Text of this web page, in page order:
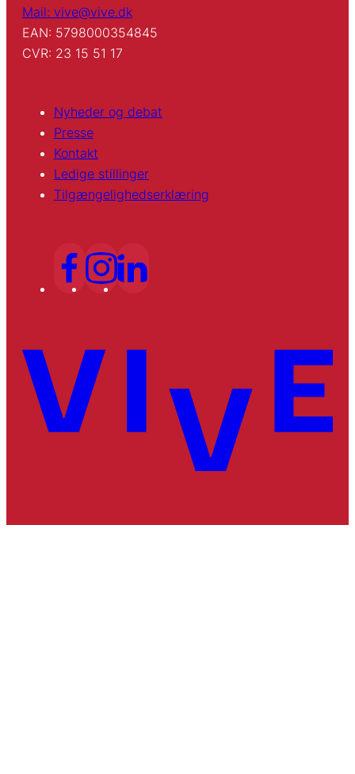
Mail: vive@vive.dk
EAN: 5798000354845
CVR: 23 15 51 17
Nyheder og debat
Presse
Kontakt
Ledige stillinger
Tilgængelighedserklæring